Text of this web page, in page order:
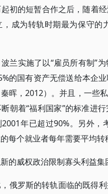
初的短暂合作之后，随着
成为转轨时期最为保守
兰实施了以“雇员所有制”
的国有资产无偿送给本企
晖，2012）。并且，一些
朝着“福利国家”的标准进
年已超过90%。另外
每个就业者每年需要平均转
的威权政治限制寡头利益集
俄罗斯的转轨面临的既得